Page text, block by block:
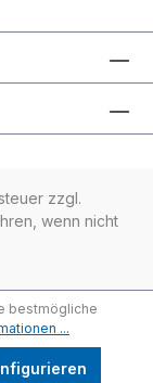
zzgl.
wenn nicht
bestmögliche
...